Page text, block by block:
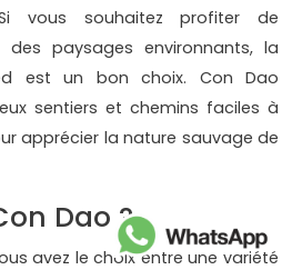
vous souhaitez profiter de
des paysages environnants, la
est un bon choix. Con Dao
sentiers et chemins faciles à
apprécier la nature sauvage de
Dao ?
avez le choix entre une variété